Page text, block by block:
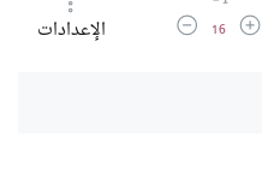
زيادة حجم الخط
16 تقليل حجم الخطالإعدادات